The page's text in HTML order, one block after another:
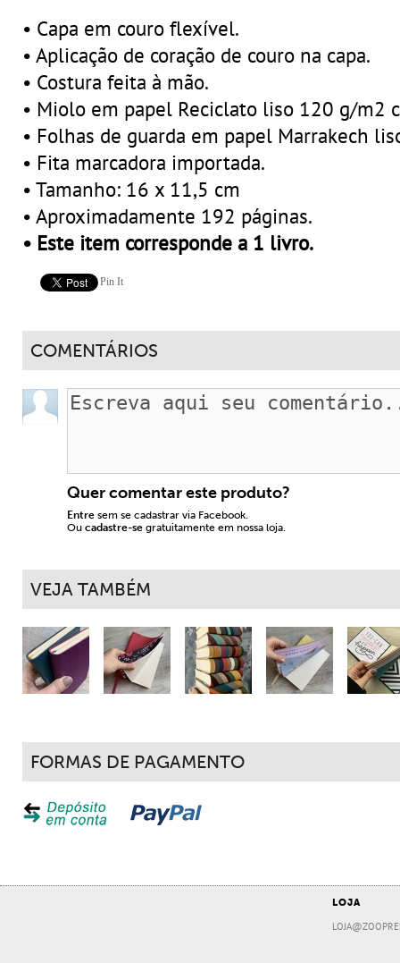
• Capa em couro flexível.
• Aplicação de coração de couro na capa.
• Costura feita à mão.
• Miolo em papel Reciclato liso 120 g/m2
• Folhas de guarda em papel Marrakech
• Fita marcadora importada.
• Tamanho: 16 x 11,5 cm
• Aproximadamente 192 páginas.
• Este item corresponde a 1 livro.
Pin It
COMENTÁRIOS
Quer comentar este produto?
Entre sem se cadastrar via Facebook.
Ou cadastre-se gratuitamente em nossa loja.
VEJA TAMBÉM
FORMAS DE PAGAMENTO
LOJA